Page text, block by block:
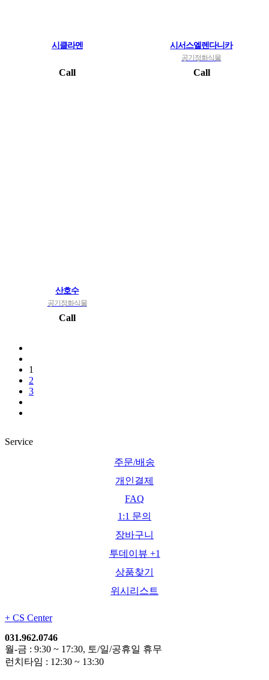
시클라멘
Call
시서스엘렌다니카
공기정화식물
Call
산호수
공기정화식물
Call
1
2
3
Service
주문/배송
개인결제
FAQ
1:1 문의
장바구니
투데이뷰 +1
상품찾기
위시리스트
+ CS Center
031.962.0746
월-금 : 9:30 ~ 17:30, 토/일/공휴일 휴무
런치타임 : 12:30 ~ 13:30